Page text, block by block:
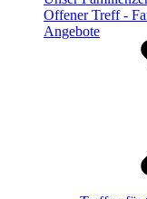
Offener Treff -
Angebote